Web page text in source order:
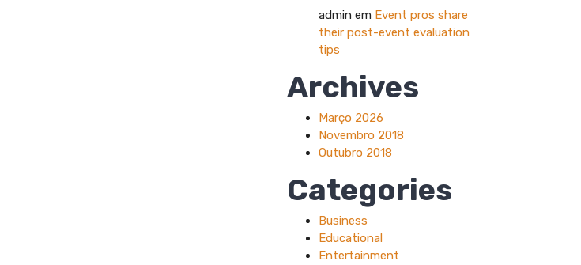
admin em Event pros share
their post-event evaluation
tips
Archives
Março 2026
Novembro 2018
Outubro 2018
Categories
Business
Educational
Entertainment